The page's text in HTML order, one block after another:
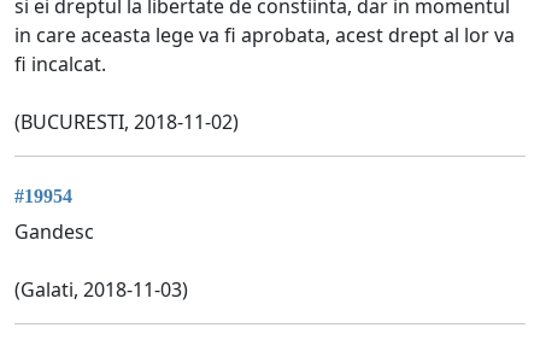
si ei dreptul la libertate de constiinta, dar in momentul
in care aceasta lege va fi aprobata, acest drept al lor va
fi incalcat.
(BUCURESTI, 2018-11-02)
#19954
Gandesc
(Galati, 2018-11-03)